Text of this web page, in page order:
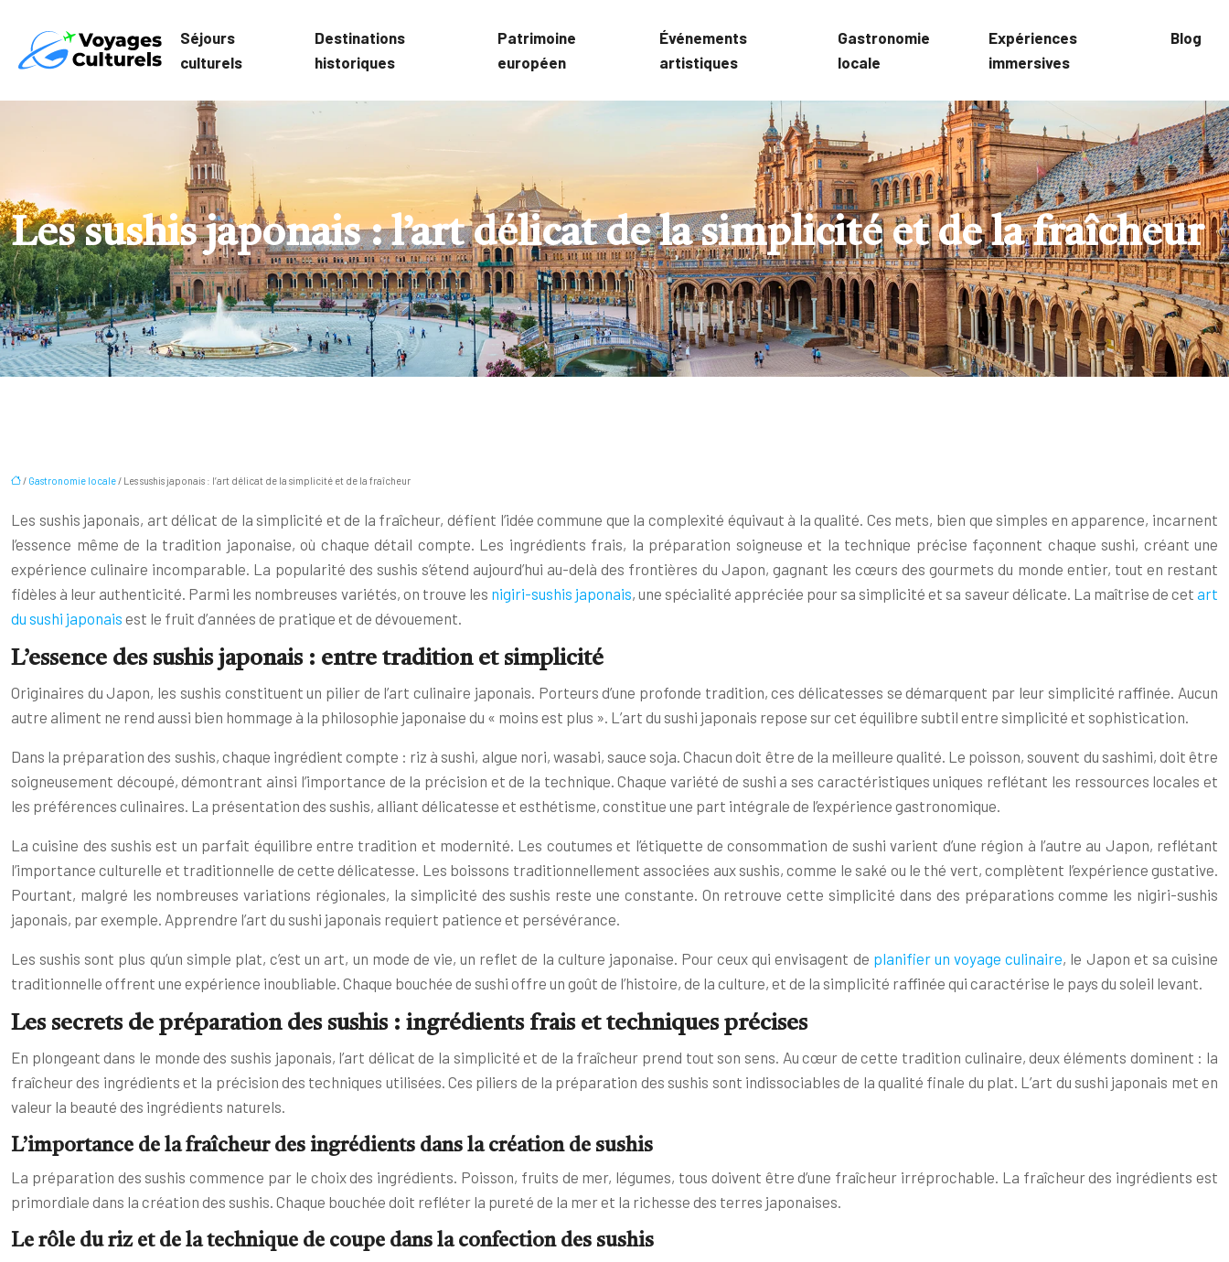
Séjours
culturels
Destinations
historiques
Patrimoine
européen
Événements
artistiques
Gastronomie
locale
Expériences
immersives
Blog
Les sushis japonais : l’art délicat de la simplicité et de la fraîcheur
/ Gastronomie locale/ Les sushis japonais : l’art délicat de la simplicité et de la fraîcheur
Les sushis japonais, art délicat de la simplicité et de la fraîcheur, défient l’idée commune que la complexité équivaut à la qualité. Ces mets, bien que simples en apparence, incarnent
l’essence même de la tradition japonaise, où chaque détail compte. Les ingrédients frais, la préparation soigneuse et la technique précise façonnent chaque sushi, créant une
expérience culinaire incomparable. La popularité des sushis s’étend aujourd’hui au-delà des frontières du Japon, gagnant les cœurs des gourmets du monde entier, tout en restant
fidèles à leur authenticité. Parmi les nombreuses variétés, on trouve les nigiri-sushis japonais, une spécialité appréciée pour sa simplicité et sa saveur délicate. La maîtrise de cetart
du sushi japonais est le fruit d’années de pratique et de dévouement.
L’essence des sushis japonais : entre tradition et simplicité
Originaires du Japon, les sushis constituent un pilier de l’art culinaire japonais. Porteurs d’une profonde tradition, ces délicatesses se démarquent par leur simplicité raffinée. Aucun
autre aliment ne rend aussi bien hommage à la philosophie japonaise du « moins est plus ». L’art du sushi japonais repose sur cet équilibre subtil entre simplicité et sophistication.
Dans la préparation des sushis, chaque ingrédient compte : riz à sushi, algue nori, wasabi, sauce soja. Chacun doit être de la meilleure qualité. Le poisson, souvent du sashimi, doit être
soigneusement découpé, démontrant ainsi l’importance de la précision et de la technique. Chaque variété de sushi a ses caractéristiques uniques reflétant les ressources locales et
les préférences culinaires. La présentation des sushis, alliant délicatesse et esthétisme, constitue une part intégrale de l’expérience gastronomique.
La cuisine des sushis est un parfait équilibre entre tradition et modernité. Les coutumes et l’étiquette de consommation de sushi varient d’une région à l’autre au Japon, reflétant
l’importance culturelle et traditionnelle de cette délicatesse. Les boissons traditionnellement associées aux sushis, comme le saké ou le thé vert, complètent l’expérience gustative.
Pourtant, malgré les nombreuses variations régionales, la simplicité des sushis reste une constante. On retrouve cette simplicité dans des préparations comme les nigiri-sushis
japonais, par exemple. Apprendre l’art du sushi japonais requiert patience et persévérance.
Les sushis sont plus qu’un simple plat, c’est un art, un mode de vie, un reflet de la culture japonaise. Pour ceux qui envisagent de planifier un voyage culinaire, le Japon et sa cuisine
traditionnelle offrent une expérience inoubliable. Chaque bouchée de sushi offre un goût de l’histoire, de la culture, et de la simplicité raffinée qui caractérise le pays du soleil levant.
Les secrets de préparation des sushis : ingrédients frais et techniques précises
En plongeant dans le monde des sushis japonais, l’art délicat de la simplicité et de la fraîcheur prend tout son sens. Au cœur de cette tradition culinaire, deux éléments dominent : la
fraîcheur des ingrédients et la précision des techniques utilisées. Ces piliers de la préparation des sushis sont indissociables de la qualité finale du plat. L’art du sushi japonais met en
valeur la beauté des ingrédients naturels.
L’importance de la fraîcheur des ingrédients dans la création de sushis
La préparation des sushis commence par le choix des ingrédients. Poisson, fruits de mer, légumes, tous doivent être d’une fraîcheur irréprochable. La fraîcheur des ingrédients est
primordiale dans la création des sushis. Chaque bouchée doit refléter la pureté de la mer et la richesse des terres japonaises.
Le rôle du riz et de la technique de coupe dans la confection des sushis